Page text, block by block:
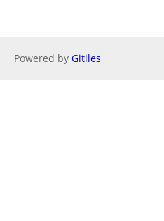
Powered by Gitiles